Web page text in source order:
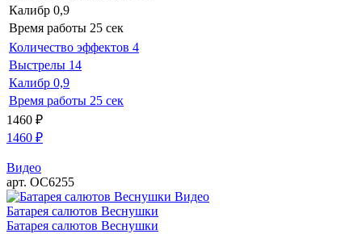
Калибр 0,9
Время работы 25 сек
Количество эффектов 4
Выстрелы 14
Калибр 0,9
Время работы 25 сек
1460 ₽
1460 ₽
Видео
арт. ОС6255
Видео
Батарея салютов Веснушки
Батарея салютов Веснушки